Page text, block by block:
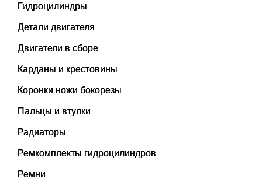
Гидроцилиндры
Детали двигателя
Двигатели в сборе
Карданы и крестовины
Коронки ножи бокорезы
Пальцы и втулки
Радиаторы
Ремкомплекты гидроцилиндров
Ремни